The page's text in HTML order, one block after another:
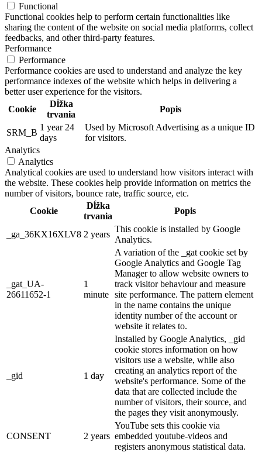
Functional
Functional cookies help to perform certain functionalities like
sharing the content of the website on social media platforms, collect
feedbacks, and other third-party features.
Performance
Performance
Performance cookies are used to understand and analyze the key
performance indexes of the website which helps in delivering a
better user experience for the visitors.
Cookie
Dĺžka
trvania
Popis
SRM_B
1 year 24
days
Used by Microsoft Advertising as a unique ID
for visitors.
Analytics
Analytics
Analytical cookies are used to understand how visitors interact with
the website. These cookies help provide information on metrics the
number of visitors, bounce rate, traffic source, etc.
Cookie
Dĺžka
trvania
Popis
_ga_36KX16XLV8 2 years
This cookie is installed by Google
Analytics.
_gat_UA-
26611652-1
1
minute
A variation of the _gat cookie set by
Google Analytics and Google Tag
Manager to allow website owners to
track visitor behaviour and measure
site performance. The pattern element
in the name contains the unique
identity number of the account or
website it relates to.
_gid 1 day
Installed by Google Analytics, _gid
cookie stores information on how
visitors use a website, while also
creating an analytics report of the
website's performance. Some of the
data that are collected include the
number of visitors, their source, and
the pages they visit anonymously.
CONSENT 2 years
YouTube sets this cookie via
embedded youtube-videos and
registers anonymous statistical data.